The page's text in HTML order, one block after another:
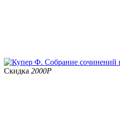
Скидка 2000Р